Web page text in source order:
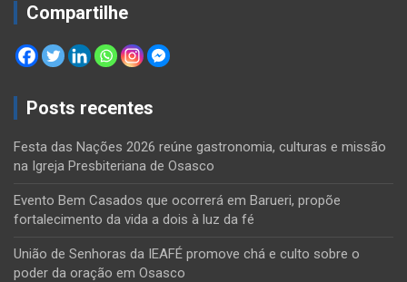
Compartilhe
Posts recentes
Festa das Nações 2026 reúne gastronomia, culturas e missão
na Igreja Presbiteriana de Osasco
Evento Bem Casados que ocorrerá em Barueri, propõe
fortalecimento da vida a dois à luz da fé
União de Senhoras da IEAFÉ promove chá e culto sobre o
poder da oração em Osasco